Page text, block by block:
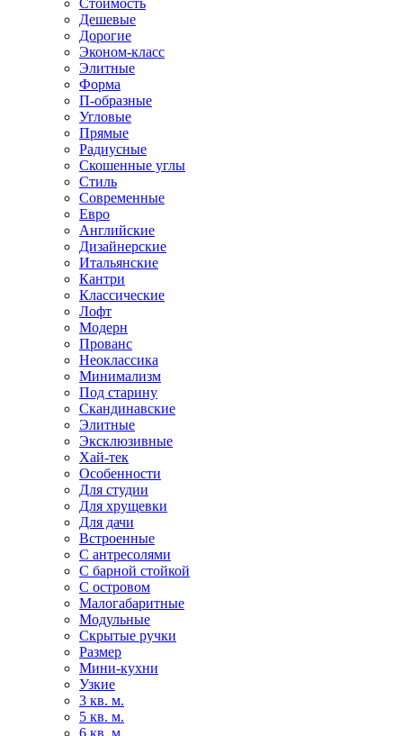
Стоимость
Дешевые
Дорогие
Эконом-класс
Элитные
Форма
П-образные
Угловые
Прямые
Радиусные
Скошенные углы
Стиль
Современные
Евро
Английские
Дизайнерские
Итальянские
Кантри
Классические
Лофт
Модерн
Прованс
Неоклассика
Минимализм
Под старину
Скандинавские
Элитные
Эксклюзивные
Хай-тек
Особенности
Для студии
Для хрущевки
Для дачи
Встроенные
С антресолями
С барной стойкой
С островом
Малогабаритные
Модульные
Скрытые ручки
Размер
Мини-кухни
Узкие
3 кв. м.
5 кв. м.
6 кв. м.